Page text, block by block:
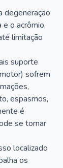
degeneração
e o acrômio,
limitação
suporte
sofrem
espasmos,
é
se tornar
localizado
os